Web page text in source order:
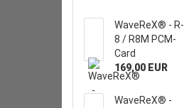
WaveReX® - R-
8 / R8M PCM-
Card
169,00 EUR
WaveReX® -